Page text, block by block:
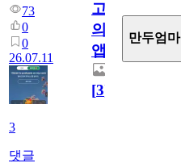
73
0
0
26.07.11
3
댓글
고
의
앱.
[3]
만두엄마